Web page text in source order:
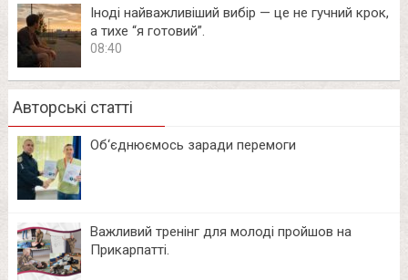
Іноді найважливіший вибір — це не гучний крок,
а тихе “я готовий”.
08:40
Авторські статті
Об‘єднюємось заради перемоги
Важливий тренінг для молоді пройшов на
Прикарпатті.